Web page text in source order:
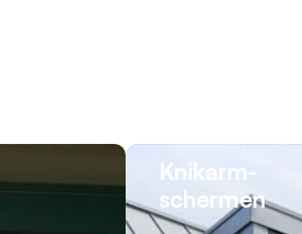
Knikarm­
schermen